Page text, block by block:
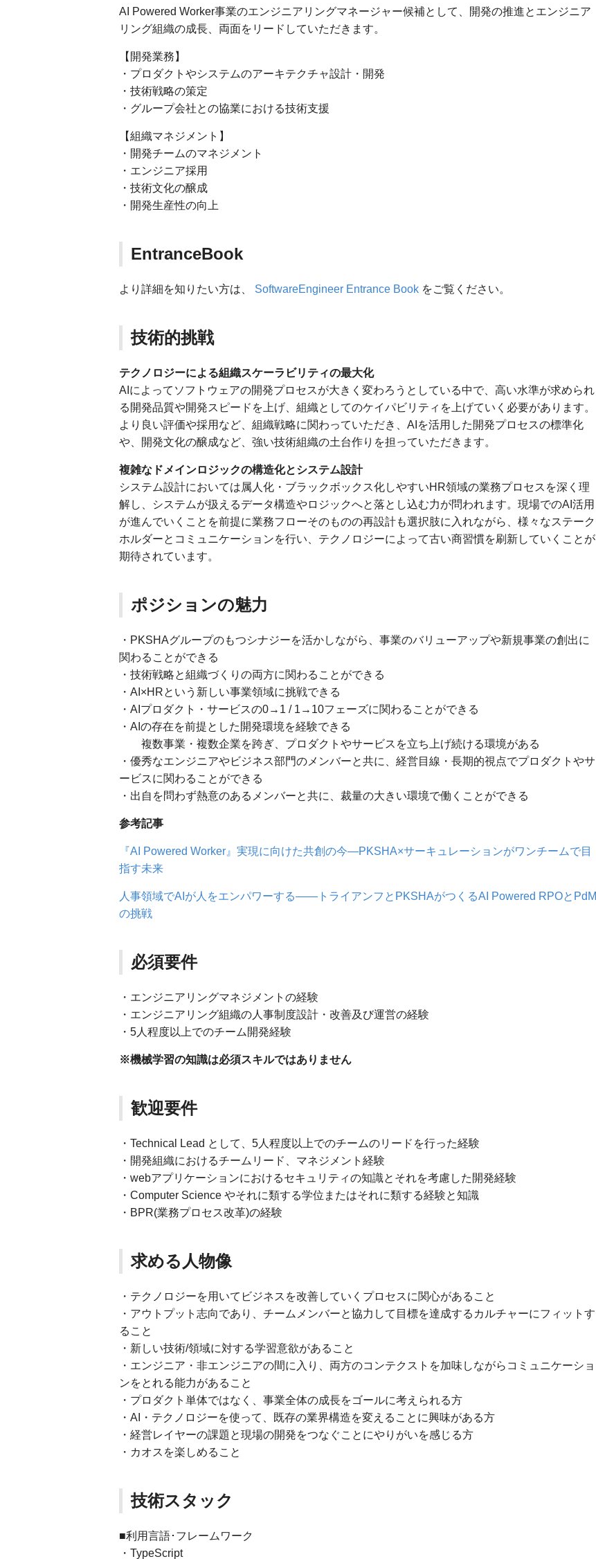
AI Powered Worker事業のエンジニアリングマネージャー候補として、開発の推進とエンジニア
リング組織の成長、両面をリードしていただきます。
【開発業務】
・プロダクトやシステムのアーキテクチャ設計・開発
・技術戦略の策定
・グループ会社との協業における技術支援
【組織マネジメント】
・開発チームのマネジメント
・エンジニア採用
・技術文化の醸成
・開発生産性の向上
EntranceBook
より詳細を知りたい方は、 SoftwareEngineer Entrance Book をご覧ください。
技術的挑戦
テクノロジーによる組織スケーラビリティの最大化
AIによってソフトウェアの開発プロセスが大きく変わろうとしている中で、高い水準が求められ
る開発品質や開発スピードを上げ、組織としてのケイパビリティを上げていく必要があります。
より良い評価や採用など、組織戦略に関わっていただき、AIを活用した開発プロセスの標準化
や、開発文化の醸成など、強い技術組織の土台作りを担っていただきます。
複雑なドメインロジックの構造化とシステム設計
システム設計においては属人化・ブラックボックス化しやすいHR領域の業務プロセスを深く理
解し、システムが扱えるデータ構造やロジックへと落とし込む力が問われます。現場でのAI活用
が進んでいくことを前提に業務フローそのものの再設計も選択肢に入れながら、様々なステーク
ホルダーとコミュニケーションを行い、テクノロジーによって古い商習慣を刷新していくことが
期待されています。
ポジションの魅力
・PKSHAグループのもつシナジーを活かしながら、事業のバリューアップや新規事業の創出に
関わることができる
・技術戦略と組織づくりの両方に関わることができる
・AI×HRという新しい事業領域に挑戦できる
・AIプロダクト・サービスの0→1 / 1→10フェーズに関わることができる
・AIの存在を前提とした開発環境を経験できる
複数事業・複数企業を跨ぎ、プロダクトやサービスを立ち上げ続ける環境がある
・優秀なエンジニアやビジネス部門のメンバーと共に、経営目線・長期的視点でプロダクトやサ
ービスに関わることができる
・出自を問わず熱意のあるメンバーと共に、裁量の大きい環境で働くことができる
参考記事
『AI Powered Worker』実現に向けた共創の今―PKSHA×サーキュレーションがワンチームで目
指す未来
人事領域でAIが人をエンパワーする――トライアンフとPKSHAがつくるAI Powered RPOとPdM
の挑戦
必須要件
・エンジニアリングマネジメントの経験
・エンジニアリング組織の人事制度設計・改善及び運営の経験
・5人程度以上でのチーム開発経験
※機械学習の知識は必須スキルではありません
歓迎要件
・Technical Lead として、5人程度以上でのチームのリードを行った経験
・開発組織におけるチームリード、マネジメント経験
・webアプリケーションにおけるセキュリティの知識とそれを考慮した開発経験
・Computer Science やそれに類する学位またはそれに類する経験と知識
・BPR(業務プロセス改革)の経験
求める人物像
・テクノロジーを用いてビジネスを改善していくプロセスに関心があること
・アウトプット志向であり、チームメンバーと協力して目標を達成するカルチャーにフィットす
ること
・新しい技術/領域に対する学習意欲があること
・エンジニア・非エンジニアの間に入り、両方のコンテクストを加味しながらコミュニケーショ
ンをとれる能力があること
・プロダクト単体ではなく、事業全体の成長をゴールに考えられる方
・AI・テクノロジーを使って、既存の業界構造を変えることに興味がある方
・経営レイヤーの課題と現場の開発をつなぐことにやりがいを感じる方
・カオスを楽しめること
技術スタック
■利用言語･フレームワーク
・TypeScript